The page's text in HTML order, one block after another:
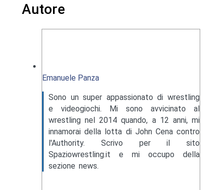
Autore
Emanuele Panza
Sono un super appassionato di wrestling
e videogiochi. Mi sono avvicinato al
wrestling nel 2014 quando, a 12 anni, mi
innamorai della lotta di John Cena contro
l'Authority. Scrivo per il sito
Spaziowrestling.it e mi occupo della
sezione news.